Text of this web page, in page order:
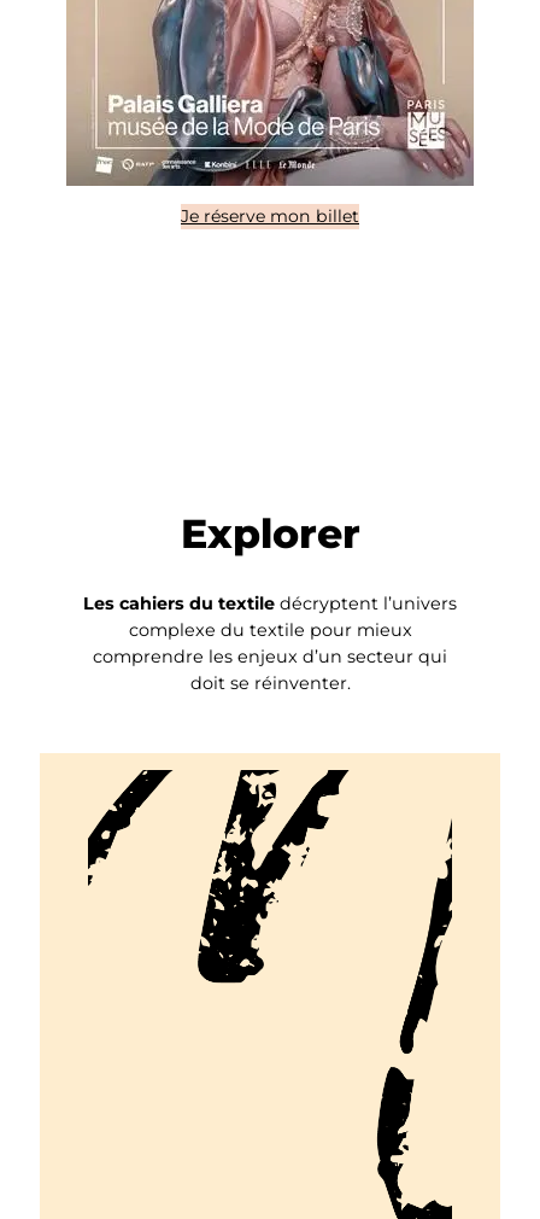
Je réserve mon billet
Explorer
Les cahiers du textile décryptent l’univers
complexe du textile pour mieux
comprendre les enjeux d’un secteur qui
doit se réinventer.